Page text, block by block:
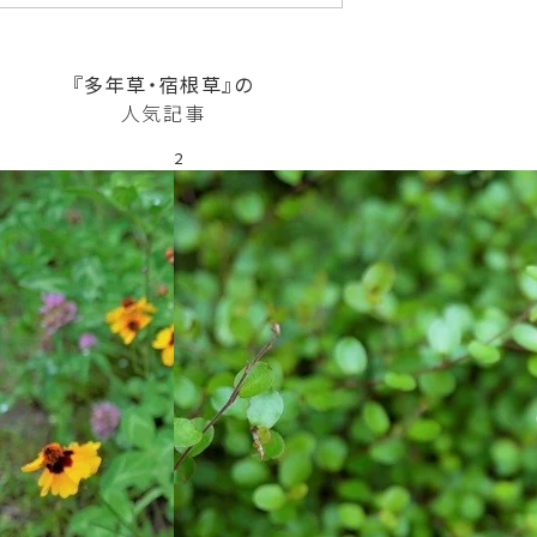
『多年草・宿根草』の
人気記事
2